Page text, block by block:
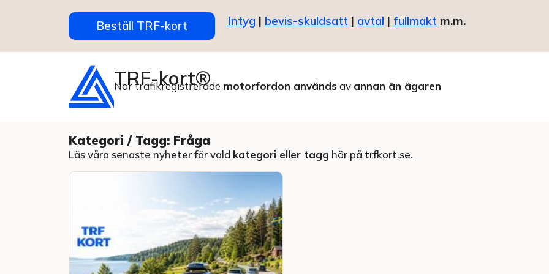
Beställ TRF-kort Intyg | bevis-skuldsatt | avtal | fullmakt m.m.
TRF-kort®
När trafikregistrerade motorfordon används av annan än ägaren
Kategori / Tagg: Fråga
Läs våra senaste nyheter för vald kategori eller tagg här på trfkort.se.